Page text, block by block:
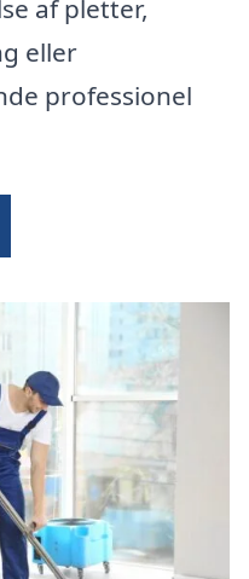
af pletter,
eller
professionel